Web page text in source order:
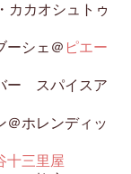
カカオシュトゥ
ーシェ＠ ピエー
ー スパイスア
＠ホレンディッ
十三里屋